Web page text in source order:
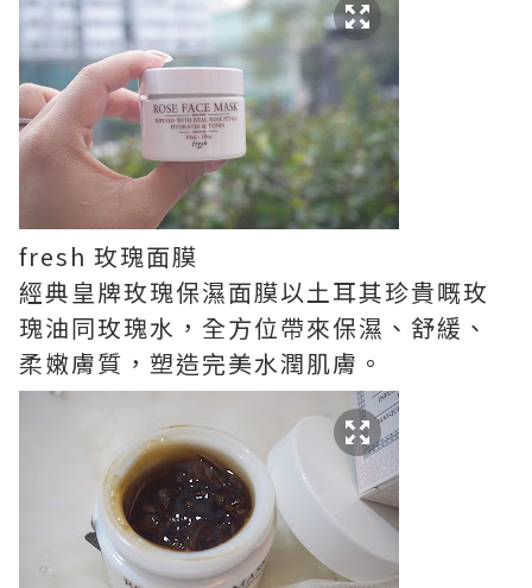
fresh 玫瑰面膜
經典皇牌玫瑰保濕面膜以土耳其珍貴嘅玫
瑰油同玫瑰水，全方位帶來保濕、舒緩、
柔嫩膚質，塑造完美水潤肌膚。